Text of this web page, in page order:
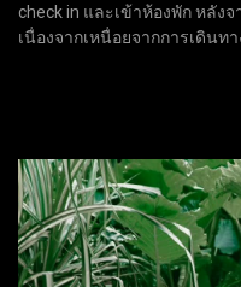
check in และเข้าห้องพัก หลัง
เนื่องจากเหนื่อยจากการเดินทา